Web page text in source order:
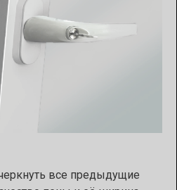
все предыдущие